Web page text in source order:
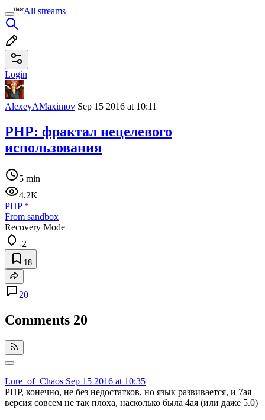
All streams
Login
AlexeyAMaximov Sep 15 2016 at 10:11
PHP: фрактал нецелевого
использования
5 min
4.2K
PHP*
From sandbox
Recovery Mode
-2
18
20
Comments 20
Lure_of_Chaos Sep 15 2016 at 10:35
PHP, конечно, не без недостатков, но язык развивается, и 7ая
версия совсем не так плоха, насколько была 4ая (или даже 5.0)